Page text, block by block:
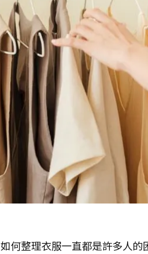
如何整理衣服一直都是許多人